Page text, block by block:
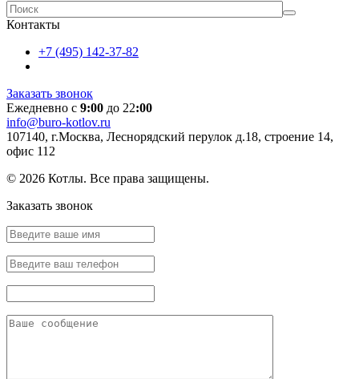
Контакты
+7 (495) 142-37-82
Заказать звонок
Ежедневно с 9:00 до 22:00
info@buro-kotlov.ru
107140, г.Москва, Леснорядский перулок д.18, строение 14,
офис 112
© 2026 Котлы. Все права защищены.
Заказать звонок